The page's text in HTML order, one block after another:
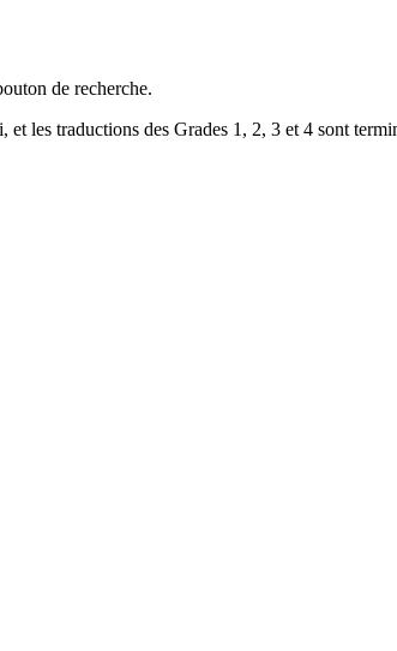
de recherche.
les traductions des Grades 1, 2, 3 et 4 sont